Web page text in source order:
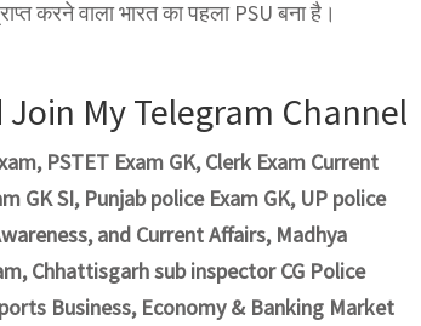
करने वाला भारत का पहला PSU बना है।
Join My Telegram Channel
PSTET Exam GK, Clerk Exam Current
GK SI, Punjab police Exam GK, UP police
and Current Affairs, Madhya
Chhattisgarh sub inspector CG Police
Business, Economy & Banking Market